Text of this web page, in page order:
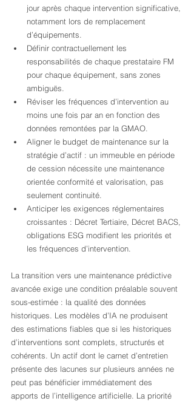
jour après chaque intervention significative,
notamment lors de remplacement
d’équipements.
Définir contractuellement les
responsabilités de chaque prestataire FM
pour chaque équipement, sans zones
ambiguës.
Réviser les fréquences d’intervention au
moins une fois par an en fonction des
données remontées par la GMAO.
Aligner le budget de maintenance sur la
stratégie d’actif : un immeuble en période
de cession nécessite une maintenance
orientée conformité et valorisation, pas
seulement continuité.
Anticiper les exigences réglementaires
croissantes : Décret Tertiaire, Décret BACS,
obligations ESG modifient les priorités et
les fréquences d’intervention.
La transition vers une maintenance prédictive
avancée exige une condition préalable souvent
sous-estimée : la qualité des données
historiques. Les modèles d’IA ne produisent
des estimations fiables que si les historiques
d’interventions sont complets, structurés et
cohérents. Un actif dont le carnet d’entretien
présente des lacunes sur plusieurs années ne
peut pas bénéficier immédiatement des
apports de l’intelligence artificielle. La priorité